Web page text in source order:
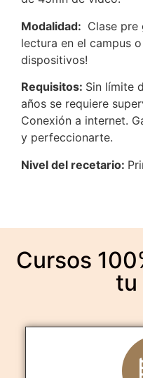
Modalidad: Clase
lectura en el campus
dispositivos!
Requisitos: Sin límite
años se requiere
Conexión a internet.
y perfeccionarte.
Nivel del recetario:
Cursos
tu